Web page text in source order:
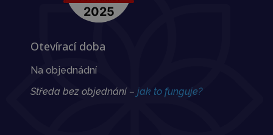
Otevírací doba
Na objednádní
Středa bez objednání – jak to funguje?